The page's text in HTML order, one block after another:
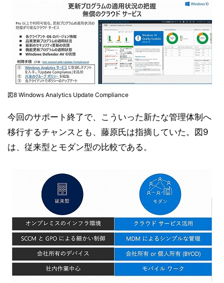
図8 Windows Analytics Update Compliance
今回のサポート終了で、こういった新たな管理体制へ
移行するチャンスとも、藤原氏は指摘していた。図9
は、従来型とモダン型の比較である。